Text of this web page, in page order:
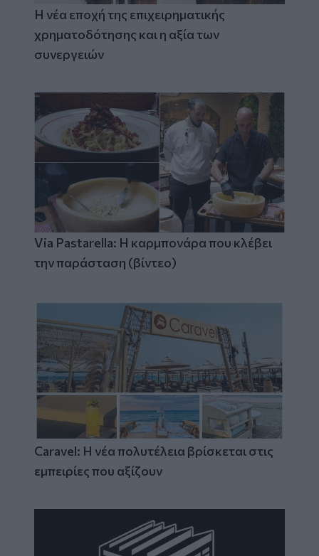
Η νέα εποχή της επιχειρηματικής
χρηματοδότησης και η αξία των
συνεργειών
Via Pastarella: Η καρμπονάρα που κλέβει
την παράσταση (βίντεο)
Caravel: Η νέα πολυτέλεια βρίσκεται στις
εμπειρίες που αξίζουν